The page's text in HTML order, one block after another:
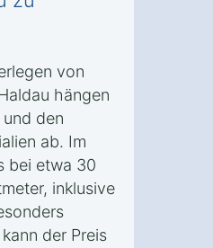
von
hängen
den
ab. Im
bei etwa 30
inklusive
der Preis